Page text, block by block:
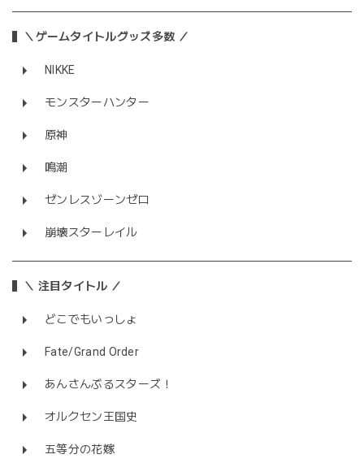
＼ゲームタイトルグッズ多数 ／
NIKKE
モンスターハンター
原神
鳴潮
ゼンレスゾーンゼロ
崩壊スターレイル
＼ 注目タイトル ／
どこでもいっしょ
Fate/Grand Order
あんさんぶるスターズ！
オルクセン王国史
五等分の花嫁